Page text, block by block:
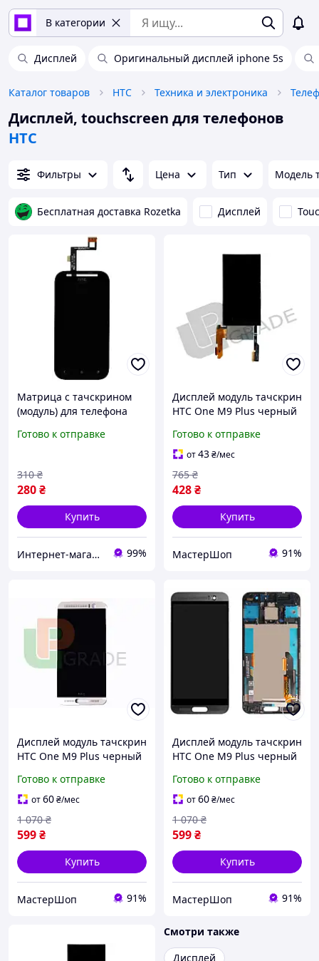
В категории
Дисплей Оригинальный дисплей iphone 5s
Каталог товаров HTC Техника и электроника
Дисплей, touchscreen для телефонов
HTC
Фильтры Цена Тип Модель
Бесплатная доставка Rozetka Дисплей
Матрица с тачскрином
(модуль) для телефона
Готово к отправке
280₴
310 ₴
Купить
Интернет-магазин "SmartPart" 99%
Дисплей модуль тачскрин
HTC One M9 Plus черный
Готово к отправке
от43₴/мес
428₴
765 ₴
Купить
МастерШоп 91%
Дисплей модуль тачскрин
HTC One M9 Plus черный
золотистого цвета Silver
Gold
Готово к отправке
от60₴/мес
599₴
1 070 ₴
Купить
МастерШоп 91%
Дисплей модуль тачскрин
HTC One M9 Plus черный
Gunmetal Gray
Готово к отправке
от60₴/мес
599₴
1 070 ₴
Купить
МастерШоп 91%
Смотри также
Дисплей